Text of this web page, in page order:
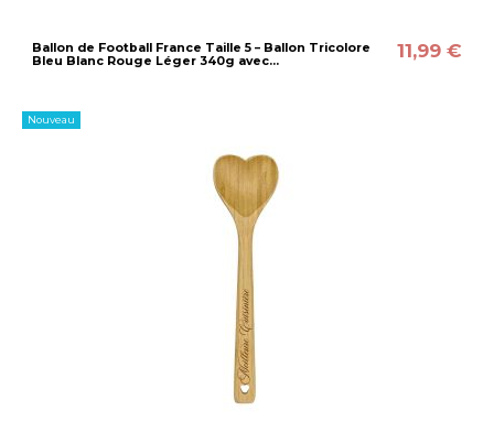
Ballon de Football France Taille 5 – Ballon Tricolore
Bleu Blanc Rouge Léger 340g avec...
11,99 €
Nouveau